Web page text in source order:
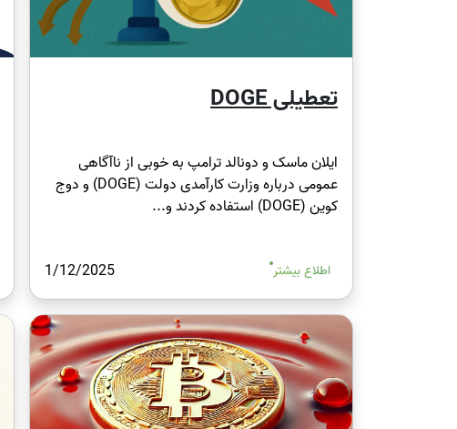
تعطیلی DOGE
ایلان ماسک و دونالد ترامپ به خوبی از ناآگاهی
عمومی درباره وزارت کارآمدی دولت (DOGE) و دوج
کوین (DOGE) استفاده کردند و...
اطلاع بیشتر 1/12/2025